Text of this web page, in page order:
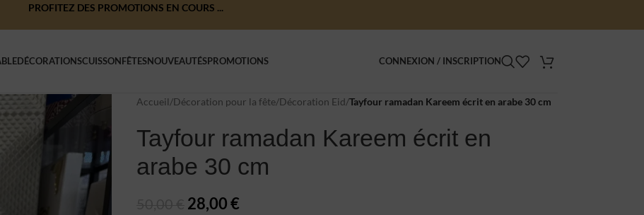
PROFITEZ DES PROMOTIONS EN COURS ...
DÉCORATIONSCUISSONFÊTESNOUVEAUTÉSPROMOTIONS CONNEXION / INSCRIPTION
Accueil/Décoration pour la fête/Décoration Eid/Tayfour ramadan Kareem écrit en arabe 30 cm
Tayfour ramadan Kareem écrit en
arabe 30 cm
28,00€